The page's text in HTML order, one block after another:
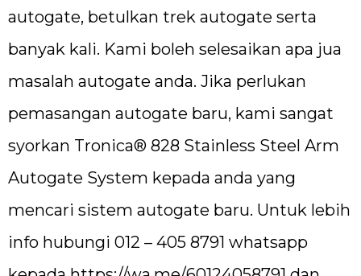
autogate, betulkan trek autogate serta
banyak kali. Kami boleh selesaikan apa jua
masalah autogate anda. Jika perlukan
pemasangan autogate baru, kami sangat
syorkan Tronica® 828 Stainless Steel Arm
Autogate System kepada anda yang
mencari sistem autogate baru. Untuk lebih
info hubungi 012 – 405 8791 whatsapp